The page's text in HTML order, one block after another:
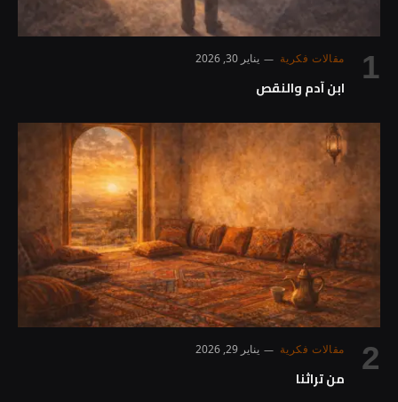
مقالات فكرية يناير 30, 2026
ابن آدم والنقص
مقالات فكرية يناير 29, 2026
من تراثنا